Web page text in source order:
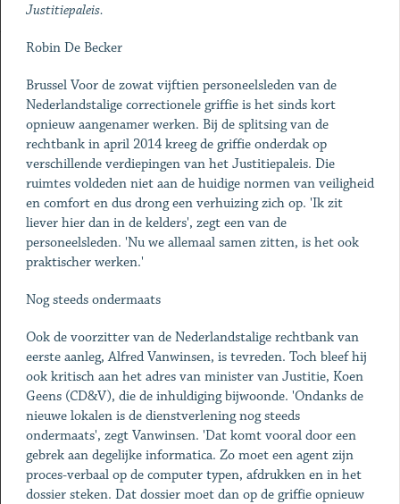
Justitiepaleis.
Robin De Becker
Brussel Voor de zowat vijftien personeelsleden van de
Nederlandstalige correctionele griffie is het sinds kort
opnieuw aangenamer werken. Bij de splitsing van de
rechtbank in april 2014 kreeg de griffie onderdak op
verschillende verdiepingen van het Justitiepaleis. Die
ruimtes voldeden niet aan de huidige normen van veiligheid
en comfort en dus drong een verhuizing zich op. 'Ik zit
liever hier dan in de kelders', zegt een van de
personeelsleden. 'Nu we allemaal samen zitten, is het ook
praktischer werken.'
Nog steeds ondermaats
Ook de voorzitter van de Nederlandstalige rechtbank van
eerste aanleg, Alfred Vanwinsen, is tevreden. Toch bleef hij
ook kritisch aan het adres van minister van Justitie, Koen
Geens (CD&V), die de inhuldiging bijwoonde. 'Ondanks de
nieuwe lokalen is de dienstverlening nog steeds
ondermaats', zegt Vanwinsen. 'Dat komt vooral door een
gebrek aan degelijke informatica. Zo moet een agent zijn
proces-verbaal op de computer typen, afdrukken en in het
dossier steken. Dat dossier moet dan op de griffie opnieuw